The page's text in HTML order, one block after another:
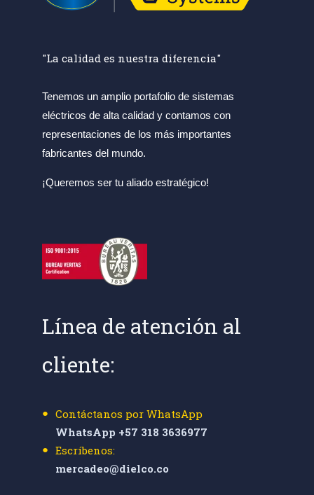
"La calidad es nuestra diferencia"
Tenemos un amplio portafolio de sistemas
eléctricos de alta calidad y contamos con
representaciones de los más importantes
fabricantes del mundo.
¡Queremos ser tu aliado estratégico!
Línea de atención al
cliente:
Contáctanos por WhatsApp
WhatsApp +57 318 3636977
Escríbenos:
mercadeo@dielco.co